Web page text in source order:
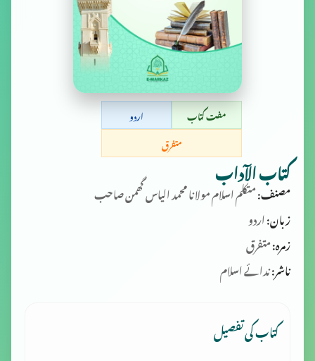
مفت کتاب
اردو
متفرق
کتاب الآداب
مصنف:متکلم اسلام مولانا محمد الیاس گھمن صاحب
زبان:اردو
زمرہ:متفرق
ناشر:ندائے اسلام
کتاب کی تفصیل